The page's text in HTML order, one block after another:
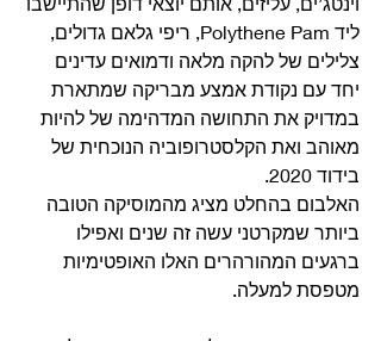
ליד Polythene Pam, ריפי גלאם גדולים,
צלילים של להקה מלאה ודמואים עדינים
יחד עם נקודת אמצע מבריקה שמתארת
במדויק את התחושה המדהימה של להיות
מאוהב ואת הקלסטרופוביה הנוכחית של
בידוד 2020.
האלבום בהחלט מציג מהמוסיקה הטובה
ביותר שמקרטני עשה זה שנים ואפילו
ברגעים המהורהרים האלו האופטימיות
מטפסת למעלה.